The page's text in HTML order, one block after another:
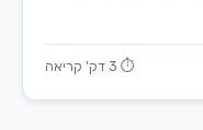
⏱ 3 דק' קריאה